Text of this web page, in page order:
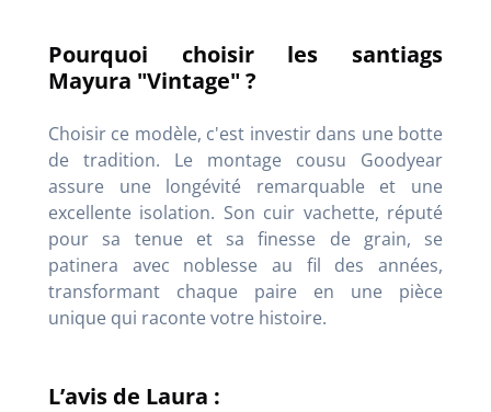
Pourquoi choisir les santiags
Mayura "Vintage" ?
Choisir ce modèle, c'est investir dans une botte
de tradition. Le montage cousu Goodyear
assure une longévité remarquable et une
excellente isolation. Son cuir vachette, réputé
pour sa tenue et sa finesse de grain, se
patinera avec noblesse au fil des années,
transformant chaque paire en une pièce
unique qui raconte votre histoire.
L’avis de Laura :